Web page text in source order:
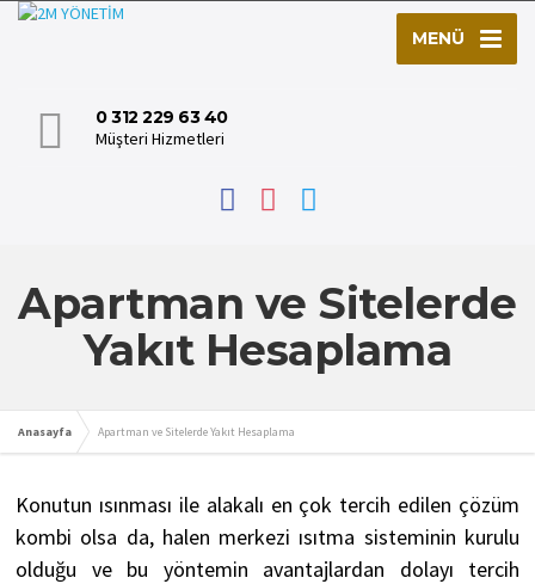
MENÜ
0 312 229 63 40
Müşteri Hizmetleri
Apartman ve Sitelerde
Yakıt Hesaplama
Anasayfa Apartman ve Sitelerde Yakıt Hesaplama
Konutun ısınması ile alakalı en çok tercih edilen çözüm
kombi olsa da, halen merkezi ısıtma sisteminin kurulu
olduğu ve bu yöntemin avantajlardan dolayı tercih